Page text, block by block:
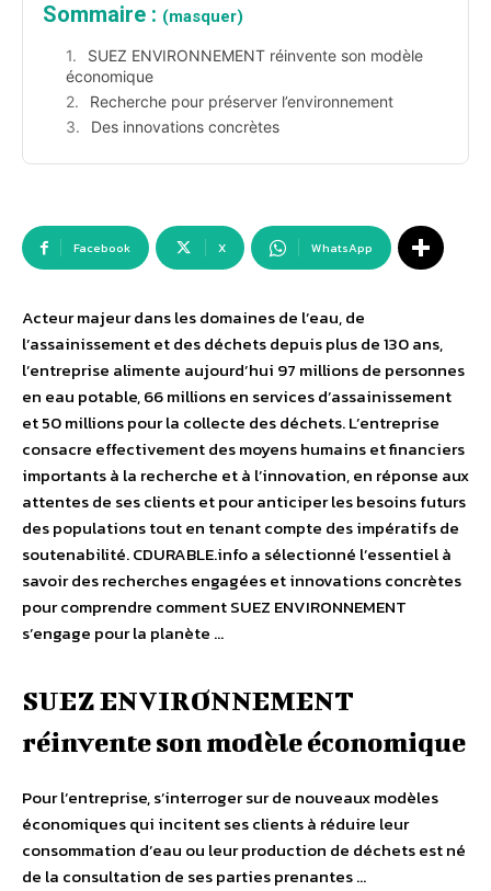
Sommaire : (masquer)
SUEZ ENVIRONNEMENT réinvente son modèle
économique
Recherche pour préserver l’environnement
Des innovations concrètes
Facebook X WhatsApp
Acteur majeur dans les domaines de l’eau, de
l’assainissement et des déchets depuis plus de 130 ans,
l’entreprise alimente aujourd’hui 97 millions de personnes
en eau potable, 66 millions en services d’assainissement
et 50 millions pour la collecte des déchets. L’entreprise
consacre effectivement des moyens humains et financiers
importants à la recherche et à l’innovation, en réponse aux
attentes de ses clients et pour anticiper les besoins futurs
des populations tout en tenant compte des impératifs de
soutenabilité. CDURABLE.info a sélectionné l’essentiel à
savoir des recherches engagées et innovations concrètes
pour comprendre comment SUEZ ENVIRONNEMENT
s’engage pour la planète …
SUEZ ENVIRONNEMENT
réinvente son modèle économique
Pour l’entreprise, s’interroger sur de nouveaux modèles
économiques qui incitent ses clients à réduire leur
consommation d’eau ou leur production de déchets est né
de la consultation de ses parties prenantes …